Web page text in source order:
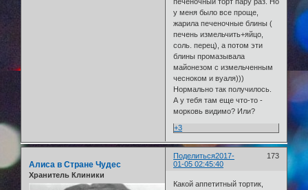
у меня было все проще,
жарила печеночные блины (
печень измельчить+яйцо,
соль. перец), а потом эти
блины промазывала
майонезом с измельченным
чесноком и вуаля)))
Нормально так получилось.
А у тебя там еще что-то -
морковь видимо? Или?
+3
Поделиться 173
2017-
01-05 02:45:40
Алиса в Стране Чудес
Хранитель Клиники
Какой аппетитный тортик,